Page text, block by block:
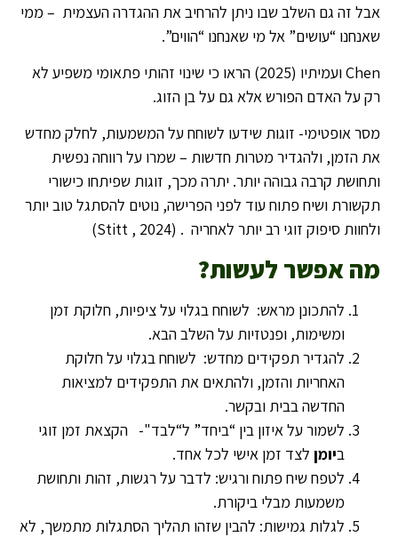
אבל זה גם השלב שבו ניתן להרחיב את ההגדרה העצמית – ממי
שאנחנו “עושים” אל מי שאנחנו “הווים”.
Chen ועמיתיו (2025) הראו כי שינוי זהותי פתאומי משפיע לא
רק על האדם הפורש אלא גם על בן הזוג.
מסר אופטימי- זוגות שידעו לשוחח על המשמעות, לחלק מחדש
את הזמן, ולהגדיר מטרות חדשות – שמרו על רווחה נפשית
ותחושת קרבה גבוהה יותר. יתרה מכך, זוגות שפיתחו כישורי
תקשורת ושיח פתוח עוד לפני הפרישה, נוטים להסתגל טוב יותר
ולחוות סיפוק זוגי רב יותר לאחריה . (Stitt , 2024)
מה אפשר לעשות?
להתכונן מראש: לשוחח בגלוי על ציפיות, חלוקת זמן
ומשימות, ופנטזיות על השלב הבא.
להגדיר תפקידים מחדש: לשוחח בגלוי על חלוקת
האחריות והזמן, ולהתאים את התפקידים למציאות
החדשה בבית ובקשר.
לשמור על איזון בין “ביחד” ל“לבד"- הקצאת זמן זוגי
יומןלצד זמן אישי לכל אחד.
לטפח שיח פתוח ורגיש: לדבר על רגשות, זהות ותחושת
משמעות מבלי ביקורת.
לגלות גמישות: להבין שזהו תהליך הסתגלות מתמשך, לא